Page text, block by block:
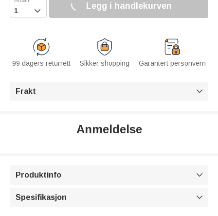
 Legg i handlekurven
99 dagers returrett Sikker shopping Garantert personvern
Frakt 
Anmeldelse
Produktinfo 
Spesifikasjon 